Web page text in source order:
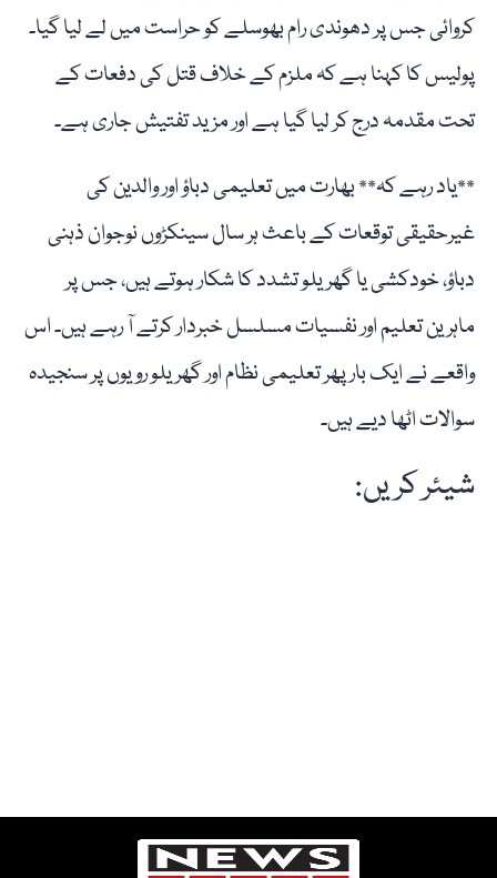
کروائی جس پر دھوندی رام بھوسلے کو حراست میں لے لیا گیا۔
پولیس کا کہنا ہے کہ ملزم کے خلاف قتل کی دفعات کے
تحت مقدمہ درج کر لیا گیا ہے اور مزید تفتیش جاری ہے۔
**یاد رہے کہ** بھارت میں تعلیمی دباؤ اور والدین کی
غیرحقیقی توقعات کے باعث ہر سال سینکڑوں نوجوان ذہنی
دباؤ، خودکشی یا گھریلو تشدد کا شکار ہوتے ہیں، جس پر
ماہرین تعلیم اور نفسیات مسلسل خبردار کرتے آ رہے ہیں۔ اس
واقعے نے ایک بار پھر تعلیمی نظام اور گھریلو رویوں پر سنجیدہ
سوالات اٹھا دیے ہیں۔
شیئر کریں: